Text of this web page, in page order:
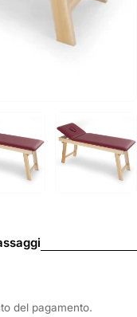
del pagamento.